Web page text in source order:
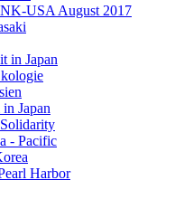
USA August 2017
in Japan
Japan
- Pacific
Harbor